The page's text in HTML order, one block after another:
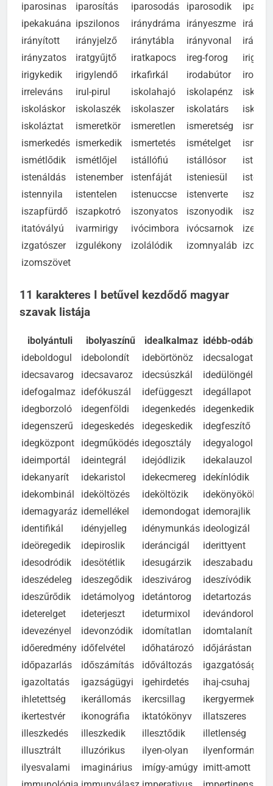
iparosinas
iparosítás iparosodás iparosodik
ipekakuána
ipszilonos iránydráma irányeszme
irányított
irányjelző iránytábla irányvonal
irányzatos
iratgyűjtő iratkapocs ireg-forog
irigykedik
irigylendő irkafirkál irodabútor
irreleváns
irul-pirul iskolahajó iskolapénz
iskoláskor
iskolaszék iskolaszer iskolatárs
iskoláztat
ismeretkör ismeretlen ismeretség
ismerkedés
ismerkedik ismertetés ismételget
ismétlődik
ismétlőjel istállófiú istállósor
istenáldás
istenember istenfáját isteniesül
istennyila
istentelen istenuccse istenverte
iszapfürdő
iszapkotró iszonyatos iszonyodik
itatóvályú
ivarmirigy ivócimbora ivócsarnok
izeg-
izgatószer
11 karakteres I betűvel kezdődő magyar
szavak listája
ibolyántuli ibolyaszínű idealkalmaz idébb-odább
ideboldogul
idebolondít idebörtönöz idecsalogat
idecsavarog
idecsavaroz idecsúszkál idedülöngél
idefogalmaz
idefókuszál idefüggeszt idegállapot
idegborzoló
idegenföldi idegenkedés idegenkedik
idegenszerű
idegeskedés idegeskedik idegfeszítő
idegközpont
idegműködés idegosztály idegyalogol
ideimportál
ideintegrál idejódlizik idekalauzol
idekanyarít
idekaristol idekecmereg idekínlódik
idekombinál
ideköltözés ideköltözik idekönyököl
idemagyaráz
idemellékel idemondogat idemorajlik
identifikál
idényjelleg idénymunkás ideologizál
ideöregedik
idepiroslik ideráncigál iderittyent
idesodródik
idesötétlik idesugárzik ideszabadul
ideszédeleg
ideszegődik ideszivárog ideszívódik
ideszűrődik
idetámolyog idetántorog idetartozás
ideterelget
ideterjeszt ideturmixol idevándorol
idevezényel
idevonzódik idomítatlan idomtalanít
időeredmény
időfelvétel időhatározó időjárástan
időpazarlás
időszámítás időváltozás igazgatóság
igazoltatás
igazságügyi igehirdetés ihaj-csuhaj
ihletettség
ikerállomás ikercsillag ikergyermek
ikertestvér
ikonográfia iktatókönyv illatszeres
illeszkedés
illeszkedik illesztődik illetlenség
illusztrált
illuzórikus ilyen-olyan ilyenformán
ilyesvalami
imaginárius imígy-amúgy imitt-amott